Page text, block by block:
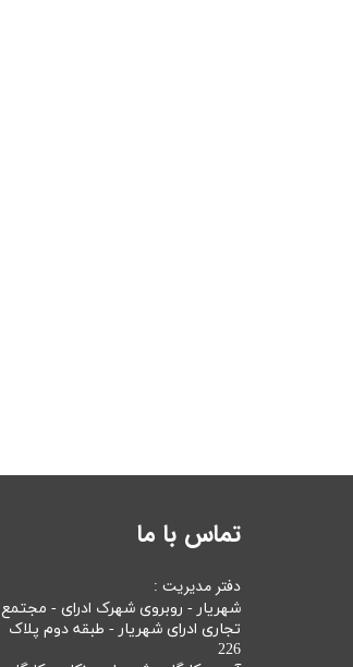
تماس با ما
دفتر مدیریت :
شهریار - روبروی شهرک ادرای - مجتمع
تجاری ادرای شهریار - طبقه دوم پلاک
226